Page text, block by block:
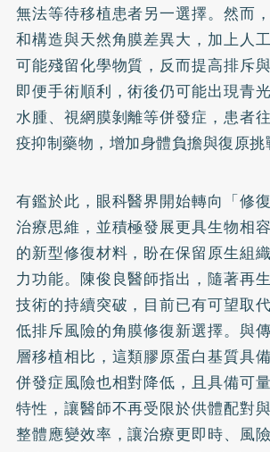
無法等待移植患者另一選擇。然而
和構造與天然角膜差異大，加上人
可能殘留化學物質，反而提高排斥
即便手術順利，術後仍可能出現青
水腫、視網膜剝離等併發症，患者
疫抑制藥物，增加身體負擔與復原挑
有鑑於此，眼科醫界開始轉向「修
治療思維，並積極發展更具生物相
的新型修復材料，盼在保留原生組
力功能。陳俊良醫師指出，隨著再
技術的持續突破，目前已有可望取
低排斥風險的角膜修復新選擇。與
層移植相比，這類膠原蛋白基質具
併發症風險也相對降低，且具備可
特性，讓醫師不再受限於供體配對
整體應變效率，讓治療更即時、風